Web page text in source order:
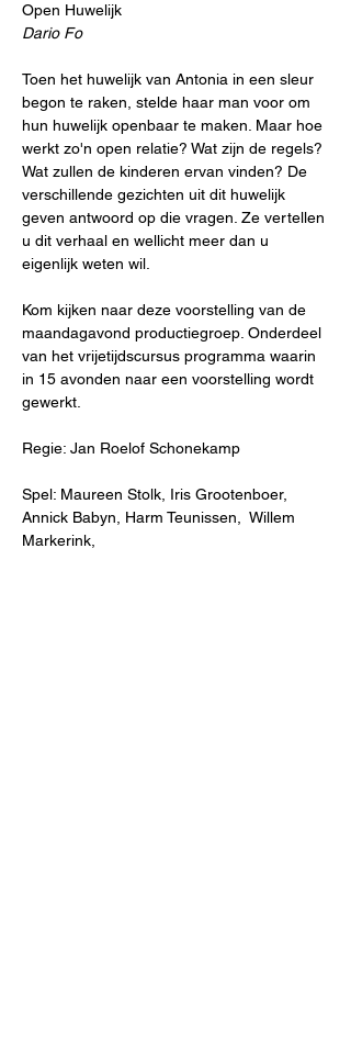
Open Huwelijk
Dario Fo
Toen het huwelijk van Antonia in een sleur
begon te raken, stelde haar man voor om
hun huwelijk openbaar te maken. Maar hoe
werkt zo'n open relatie? Wat zijn de regels?
Wat zullen de kinderen ervan vinden? De
verschillende gezichten uit dit huwelijk
geven antwoord op die vragen. Ze vertellen
u dit verhaal en wellicht meer dan u
eigenlijk weten wil.
Kom kijken naar deze voorstelling van de
maandagavond productiegroep. Onderdeel
van het vrijetijdscursus programma waarin
in 15 avonden naar een voorstelling wordt
gewerkt.
Regie: Jan Roelof Schonekamp
Spel: Maureen Stolk, Iris Grootenboer,
Annick Babyn, Harm Teunissen,  Willem
Markerink,